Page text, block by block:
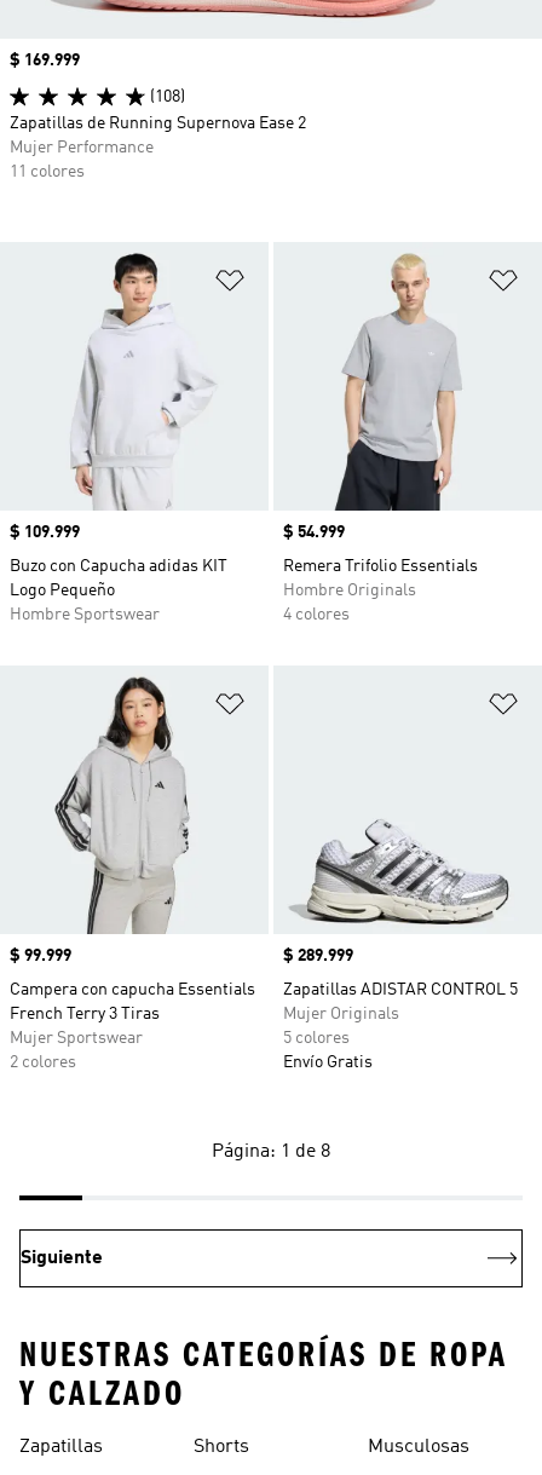
Añadir a la lista de deseos
Precio
$ 109.999
Buzo con Capucha adidas KIT
Logo Pequeño
Hombre Sportswear
Precio
$ 54.999
Remera Trifolio Essentials
Hombre Originals
4 colores
Precio
$ 99.999
Campera con capucha Essentials
French Terry 3 Tiras
Mujer Sportswear
2 colores
Precio
$ 289.999
Zapatillas ADISTAR CONTROL 5
Mujer Originals
5 colores
Envío Gratis
Precio
$ 169.999
(108)
Zapatillas de Running Supernova Ease 2
Mujer Performance
11 colores
Página: 1 de 8
Siguiente
NUESTRAS CATEGORÍAS DE ROPA
Y CALZADO
Zapatillas Shorts Musculosas